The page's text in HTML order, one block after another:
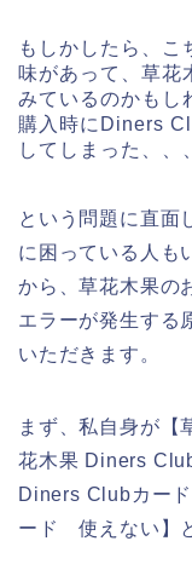
もしかしたら、こ
味があって、草花
みているのかもし
購入時にDiners
してしまった、、、
という問題に直面
に困っている人も
から、草花木果の
エラーが発生する
いただきます。
まず、私自身が
花木果 Diners
Diners Clubカー
ード 使えない】